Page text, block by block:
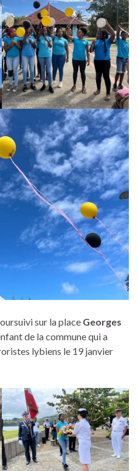
sur la place Georges
de la commune qui a
lybiens le 19 janvier